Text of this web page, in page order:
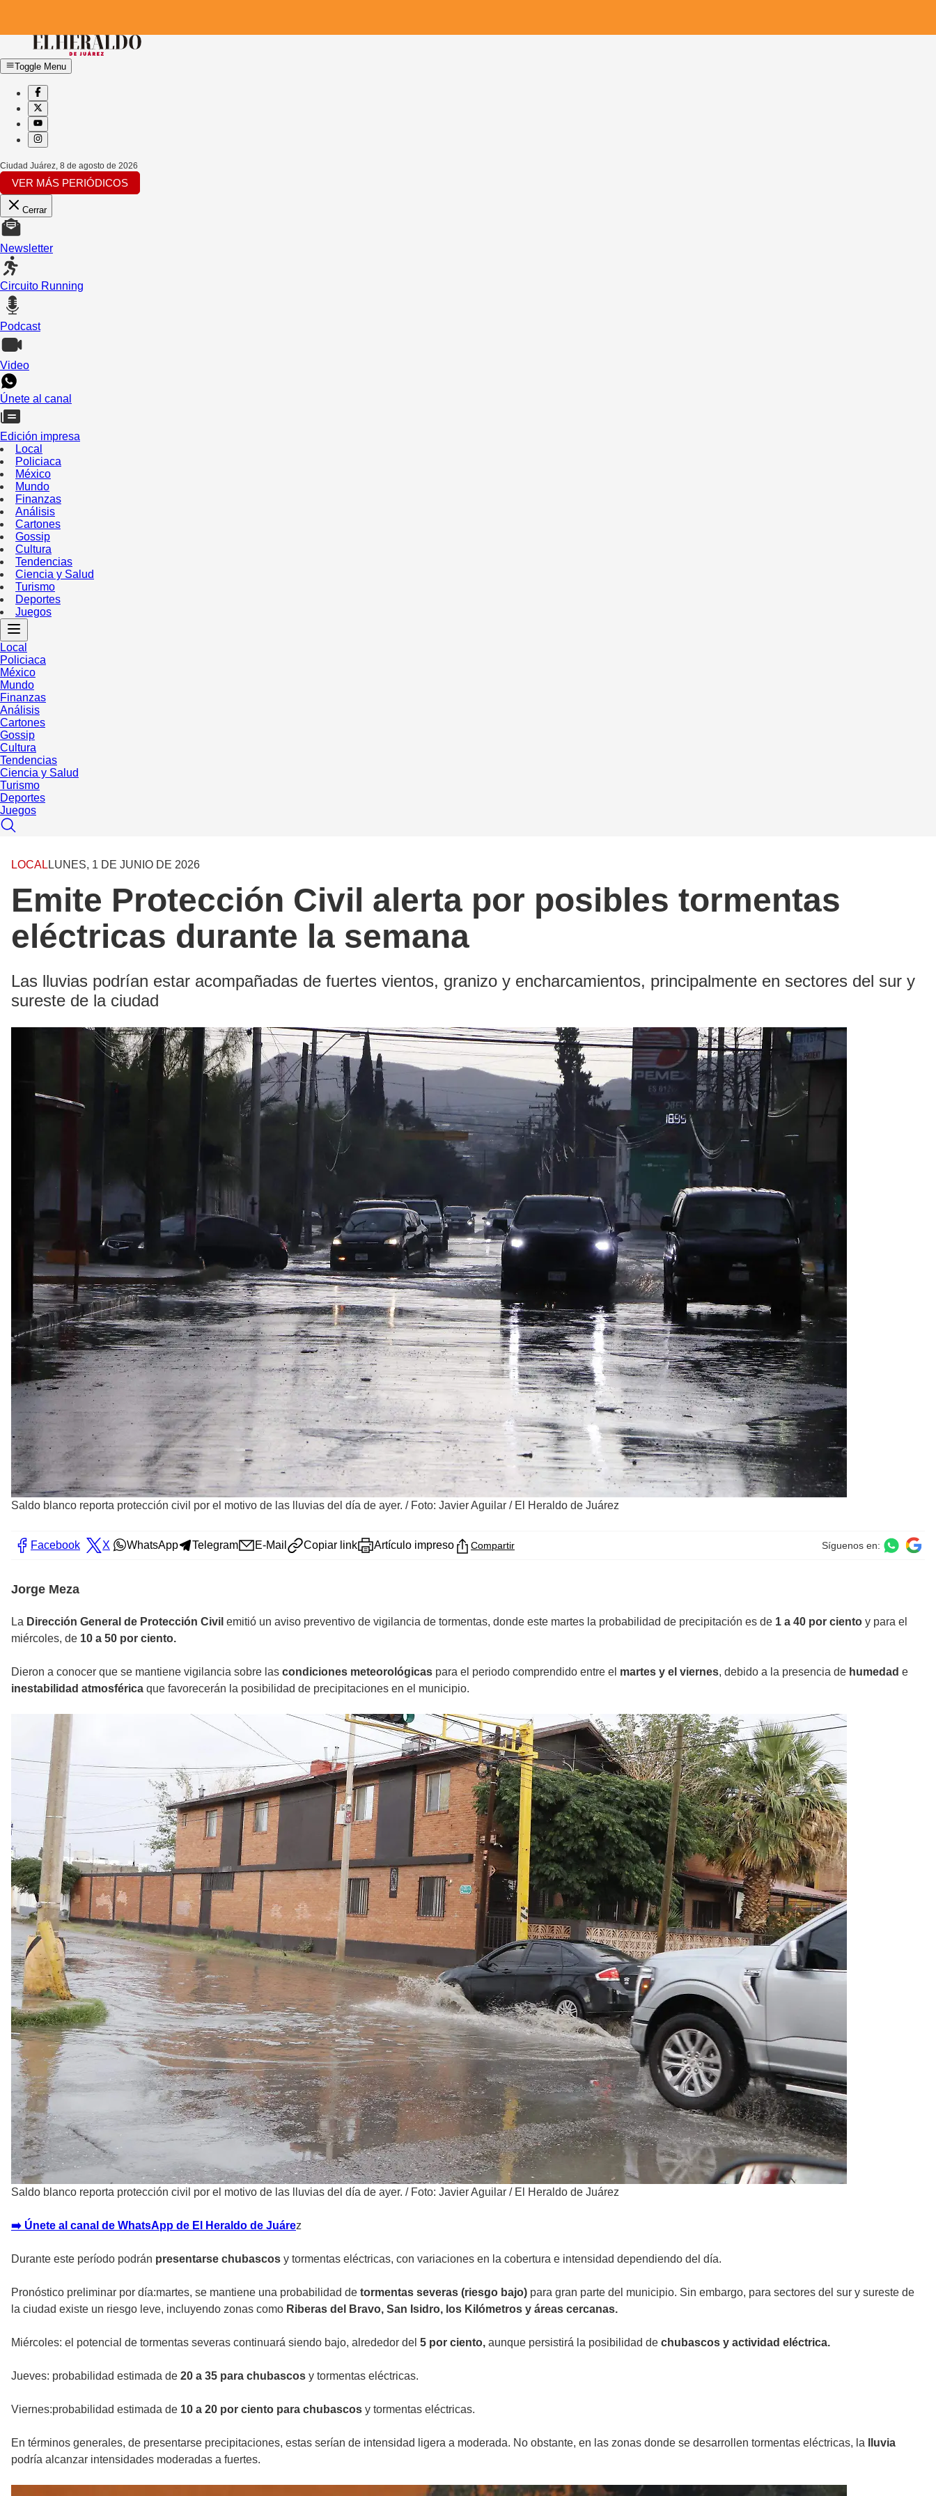
Toggle Menu
Ciudad Juárez 8 de agosto de 2026
VER MÁS PERIÓDICOS
Cerrar
Newsletter
Circuito Running
Podcast
Video
Únete al canal
Edición impresa
Local
Policiaca
México
Mundo
Finanzas
Análisis
Cartones
Gossip
Cultura
Tendencias
Ciencia y Salud
Turismo
Deportes
Juegos
Local
Policiaca
México
Mundo
Finanzas
Análisis
Cartones
Gossip
Cultura
Tendencias
Ciencia y Salud
Turismo
Deportes
Juegos
LOCAL LUNES, 1 DE JUNIO DE 2026
Emite Protección Civil alerta por posibles tormentas
eléctricas durante la semana
Las lluvias podrían estar acompañadas de fuertes vientos, granizo y encharcamientos, principalmente en sectores del sur y
sureste de la ciudad
Saldo blanco reporta protección civil por el motivo de las lluvias del día de ayer. / Foto: Javier Aguilar / El Heraldo de Juárez
Facebook X WhatsApp Telegram E-Mail Copiar link Artículo impreso Compartir Síguenos en:
Jorge Meza
La Dirección General de Protección Civil emitió un aviso preventivo de vigilancia de tormentas, donde este martes la probabilidad de precipitación es de 1 a 40 por ciento y para el
miércoles, de 10 a 50 por ciento.
Dieron a conocer que se mantiene vigilancia sobre las condiciones meteorológicas para el periodo comprendido entre el martes y el viernes, debido a la presencia de humedad e
inestabilidad atmosférica que favorecerán la posibilidad de precipitaciones en el municipio.
Saldo blanco reporta protección civil por el motivo de las lluvias del día de ayer. / Foto: Javier Aguilar / El Heraldo de Juárez
➡️ Únete al canal de WhatsApp de El Heraldo de Juárez
Durante este período podrán presentarse chubascos y tormentas eléctricas, con variaciones en la cobertura e intensidad dependiendo del día.
Pronóstico preliminar por día:martes, se mantiene una probabilidad de tormentas severas (riesgo bajo) para gran parte del municipio. Sin embargo, para sectores del sur y sureste de
la ciudad existe un riesgo leve, incluyendo zonas como Riberas del Bravo, San Isidro, los Kilómetros y áreas cercanas.
Miércoles: el potencial de tormentas severas continuará siendo bajo, alrededor del 5 por ciento, aunque persistirá la posibilidad de chubascos y actividad eléctrica.
Jueves: probabilidad estimada de 20 a 35 para chubascos y tormentas eléctricas.
Viernes:probabilidad estimada de 10 a 20 por ciento para chubascos y tormentas eléctricas.
En términos generales, de presentarse precipitaciones, estas serían de intensidad ligera a moderada. No obstante, en las zonas donde se desarrollen tormentas eléctricas, la lluvia
podría alcanzar intensidades moderadas a fuertes.